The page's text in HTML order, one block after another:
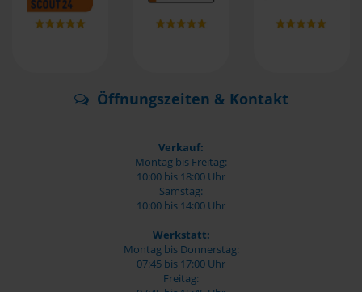
Öffnungszeiten & Kontakt
Verkauf:
Montag bis Freitag:
10:00 bis 18:00 Uhr
Samstag:
10:00 bis 14:00 Uhr
Werkstatt:
Montag bis Donnerstag:
07:45 bis 17:00 Uhr
Freitag: